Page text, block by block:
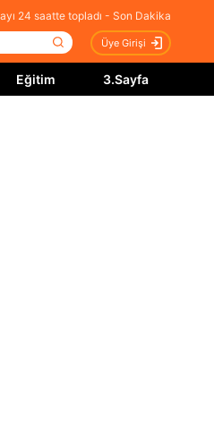
24 saatte topladı - Son Dakika
Üye Girişi
Eğitim 3.Sayfa